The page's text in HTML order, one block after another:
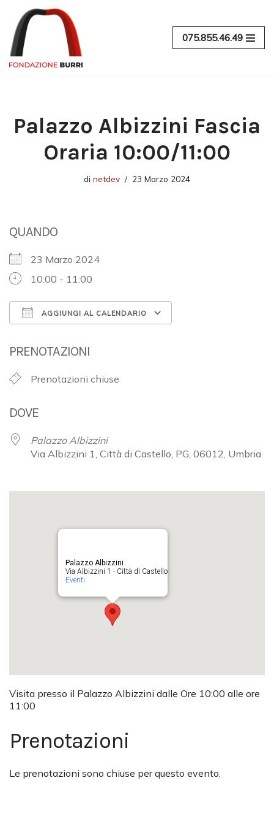
Vai
al
contenuto
075.855.46.49
Palazzo Albizzini Fascia
Oraria 10:00/11:00
di netdev 23 Marzo 2024
QUANDO
23 Marzo 2024
10:00 - 11:00
AGGIUNGI AL CALENDARIO
PRENOTAZIONI
Prenotazioni chiuse
DOVE
Palazzo Albizzini
Via Albizzini 1, Città di Castello, PG, 06012, Umbria
Palazzo Albizzini
Via Albizzini 1 - Città di Castello
Eventi
Visita presso il Palazzo Albizzini dalle Ore 10:00 alle ore
11:00
Prenotazioni
Le prenotazioni sono chiuse per questo evento.